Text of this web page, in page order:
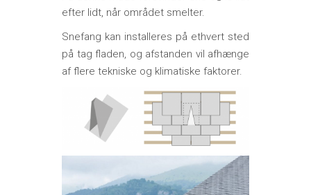
efter lidt, når området smelter.
Snefang kan installeres på ethvert sted
på tag fladen, og afstanden vil afhænge
af flere tekniske og klimatiske faktorer.